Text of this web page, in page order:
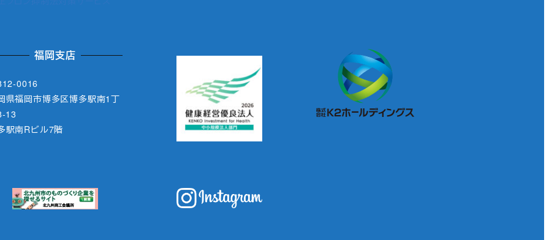
福岡支店
0016
県福岡市博多区博多駅南1丁
13
駅南Rビル7階